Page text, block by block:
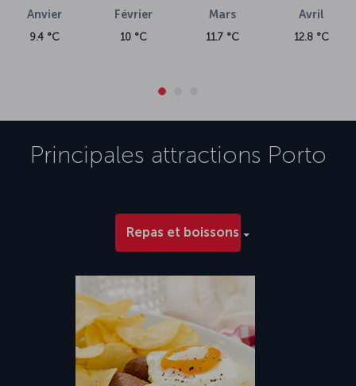
Anvier
9.4 °C
Février
10 °C
Mars
11.7 °C
Avril
12.8 °C
Principales attractions Porto
Repas et boissons